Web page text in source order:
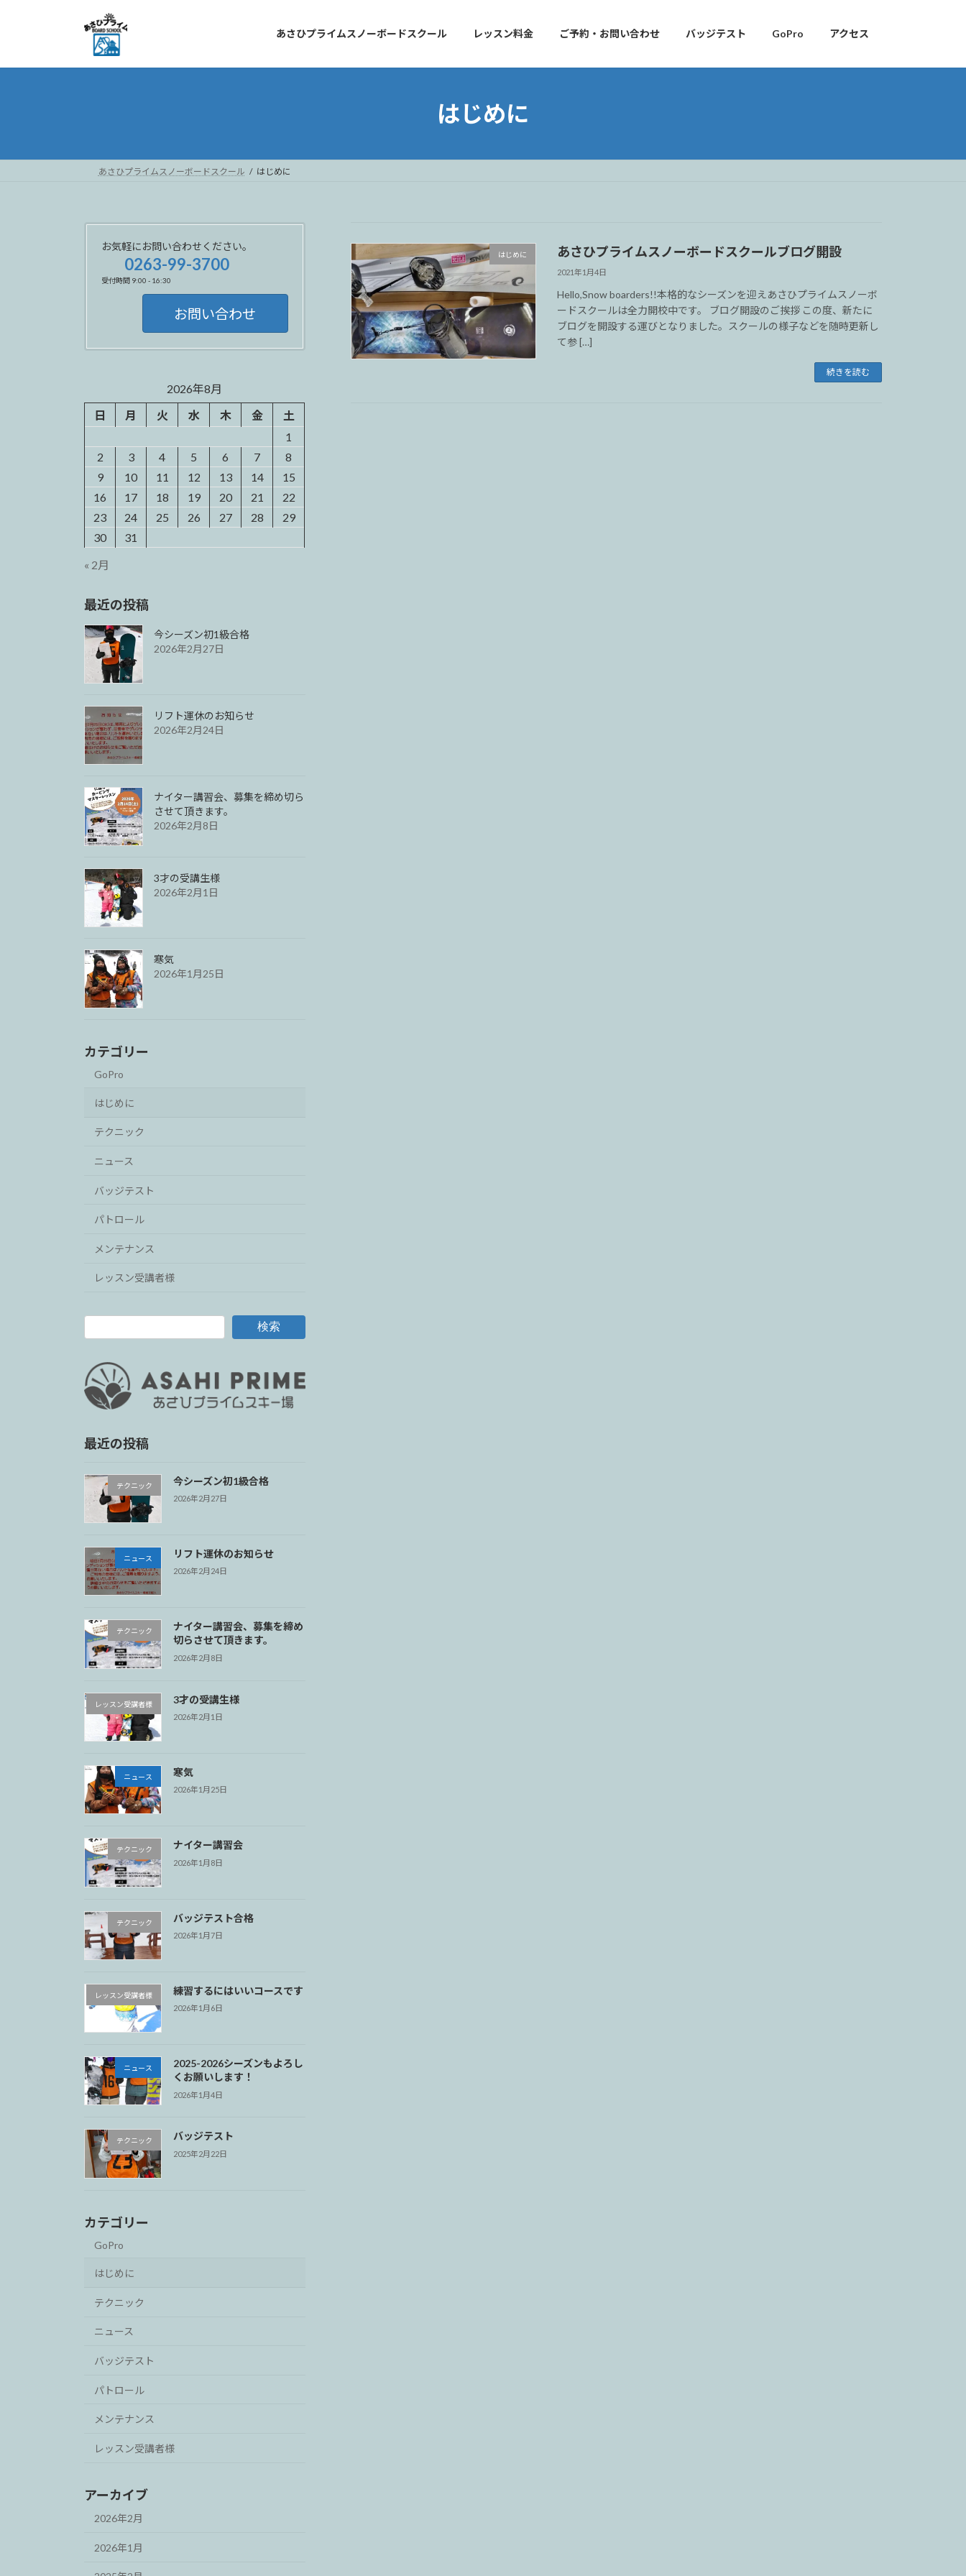
プ
動
あさひプライムスノーボードスクール レッスン料金 ご予約・お問い合わせ バッジテスト GoPro アクセス
はじめに
あさひプライムスノーボードスクール はじめに
はじめに あさひプライムスノーボードスクールブログ開設
2021年1月4日
Hello,Snow boarders!!本格的なシーズンを迎えあさひプライムスノーボ
ードスクールは全力開校中です。 ブログ開設のご挨拶 この度、新たに
ブログを開設する運びとなりました。スクールの様子などを随時更新し
て参 […]
続きを読む
お気軽にお問い合わせください。
0263-99-3700
受付時間 9:00 - 16:30
お問い合わせ
2026年8月
日
月 火 水 木 金
土
1
2
3 4 5 6 7
8
9
10 11 12 13 14
15
16
17 18 19 20 21
22
23
24 25 26 27 28
29
30
31
« 2月
最近の投稿
今シーズン初1級合格
2026年2月27日
リフト運休のお知らせ
2026年2月24日
ナイター講習会、募集を締め切ら
させて頂きます。
2026年2月8日
3才の受講生様
2026年2月1日
寒気
2026年1月25日
カテゴリー
GoPro
はじめに
テクニック
ニュース
バッジテスト
パトロール
メンテナンス
レッスン受講者様
検索
最近の投稿
テクニック 今シーズン初1級合格
2026年2月27日
ニュース リフト運休のお知らせ
2026年2月24日
テクニック
ナイター講習会、募集を締め
切らさせて頂きます。
2026年2月8日
レッスン受講者様 3才の受講生様
2026年2月1日
ニュース 寒気
2026年1月25日
テクニック ナイター講習会
2026年1月8日
テクニック バッジテスト合格
2026年1月7日
レッスン受講者様 練習するにはいいコースです
2026年1月6日
ニュース
2025-2026シーズンもよろし
くお願いします！
2026年1月4日
テクニック バッジテスト
2025年2月22日
カテゴリー
GoPro
はじめに
テクニック
ニュース
バッジテスト
パトロール
メンテナンス
レッスン受講者様
アーカイブ
2026年2月
2026年1月